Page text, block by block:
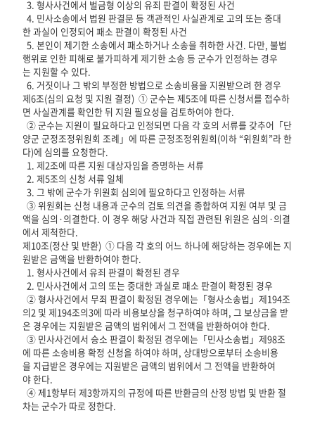
3. 형사사건에서 벌금형 이상의 유죄 판결이 확정된 사건
4. 민사소송에서 법원 판결문 등 객관적인 사실관계로 고의 또는 중대
한 과실이 인정되어 패소 판결이 확정된 사건
5. 본인이 제기한 소송에서 패소하거나 소송을 취하한 사건. 다만, 불법
행위로 인한 피해로 불가피하게 제기한 소송 등 군수가 인정하는 경우
는 지원할 수 있다.
6. 거짓이나 그 밖의 부정한 방법으로 소송비용을 지원받으려 한 경우
제6조(심의 요청 및 지원 결정) ① 군수는 제5조에 따른 신청서를 접수하
면 사실관계를 확인한 뒤 지원 필요성을 검토하여야 한다.
② 군수는 지원이 필요하다고 인정되면 다음 각 호의 서류를 갖추어「단
양군 군정조정위원회 조례」에 따른 군정조정위원회(이하 “위원회”라 한
다)에 심의를 요청한다.
1. 제2조에 따른 지원 대상자임을 증명하는 서류
2. 제5조의 신청 서류 일체
3. 그 밖에 군수가 위원회 심의에 필요하다고 인정하는 서류
③ 위원회는 신청 내용과 군수의 검토 의견을 종합하여 지원 여부 및 금
액을 심의·의결한다. 이 경우 해당 사건과 직접 관련된 위원은 심의·의결
에서 제척한다.
제10조(정산 및 반환) ① 다음 각 호의 어느 하나에 해당하는 경우에는 지
원받은 금액을 반환하여야 한다.
1. 형사사건에서 유죄 판결이 확정된 경우
2. 민사사건에서 고의 또는 중대한 과실로 패소 판결이 확정된 경우
② 형사사건에서 무죄 판결이 확정된 경우에는「형사소송법」제194조
의2 및 제194조의3에 따라 비용보상을 청구하여야 하며, 그 보상금을 받
은 경우에는 지원받은 금액의 범위에서 그 전액을 반환하여야 한다.
③ 민사사건에서 승소 판결이 확정된 경우에는「민사소송법」제98조
에 따른 소송비용 확정 신청을 하여야 하며, 상대방으로부터 소송비용
을 지급받은 경우에는 지원받은 금액의 범위에서 그 전액을 반환하여
야 한다.
④ 제1항부터 제3항까지의 규정에 따른 반환금의 산정 방법 및 반환 절
차는 군수가 따로 정한다.